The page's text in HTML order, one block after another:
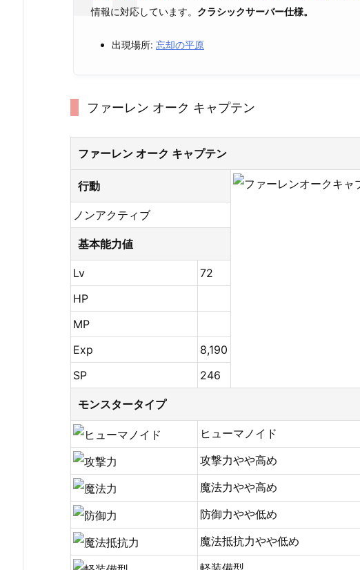
情報に対応しています。 クラシックサーバー仕様。
出現場所: 忘却の平原
ファーレン オーク キャプテン
ファーレン オーク キャプテン
行動
ノンアクティブ
基本能力値
Lv
72
HP
MP
Exp
8,190
SP
246
モンスタータイプ
ヒューマノイド
攻撃力やや高め
魔法力やや高め
防御力やや低め
魔法抵抗力やや低め